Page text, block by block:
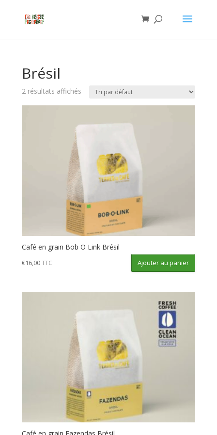
Brésil
2 résultats affichés
Café en grain Bob O Link Brésil
€16,00TTC Ajouter au panier